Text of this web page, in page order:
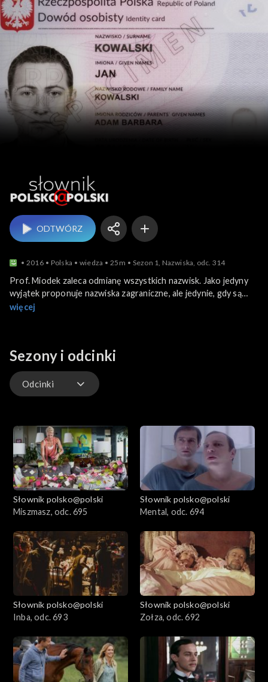
Słownik polsko@polski
ODTWÓRZ
2016 Polska wiedza 25m Sezon 1, Nazwiska, odc. 314
Prof. Miodek zaleca odmianę wszystkich nazwisk. Jako jedyny
wyjątek proponuje nazwiska zagraniczne, ale jedynie, gdy są
poprzedzone odmienionym imieniem – np. książka Alberta
więcej
Sezony i odcinki
Odcinki
Słownik polsko@polski
Miszmasz, odc. 695
Słownik polsko@polski
Mental, odc. 694
Słownik polsko@polski
Inba, odc. 693
Słownik polsko@polski
Zołza, odc. 692